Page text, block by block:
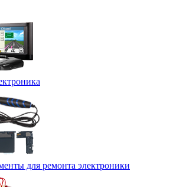
для ремонта электроники